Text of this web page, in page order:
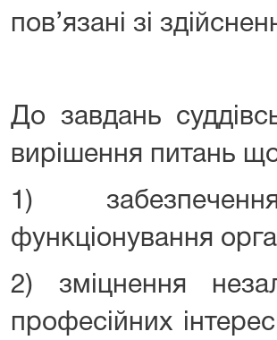
пов’язані зі
До завдань
вирішення питань
1)
функціонування
2) зміцнення
професійних